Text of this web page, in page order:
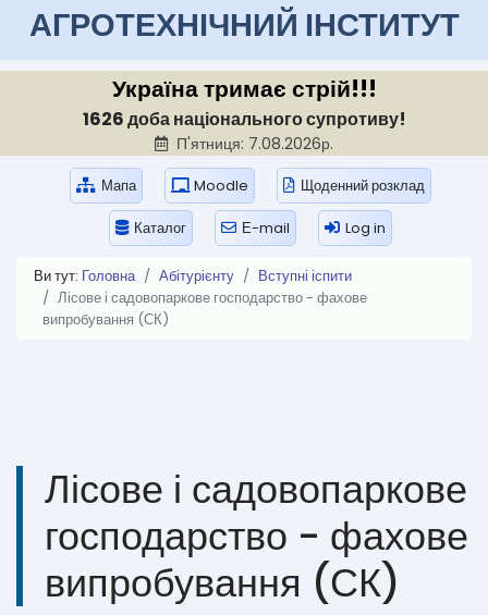
АГРОТЕХНІЧНИЙ ІНСТИТУТ
Україна тримає стрій!!!
1626 доба національного супротиву!
П'ятниця: 7.08.2026р.
Мапа Moodle Щоденний розклад
Каталог Е-mail Log in
Ви тут: Головна Абітурієнту
Вступні іспити
Лісове і садовопаркове господарство - фахове
випробування (СК)
Лісове і садовопаркове
господарство - фахове
випробування (СК)